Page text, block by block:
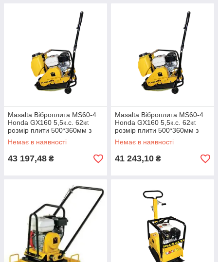
Masalta Віброплита MS60-4
Honda GX160 5,5к.с. 62кг.
розмір плити 500*360мм з
бачком для води
Немає в наявності
43 197,48 ₴
Masalta Віброплита MS60-4
Honda GX160 5,5к.с. 62кг.
розмір плити 500*360мм з
бачком для води
Немає в наявності
41 243,10 ₴